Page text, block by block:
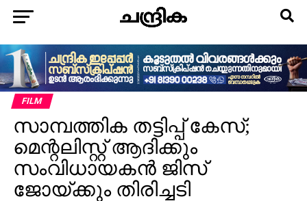
FILM
സാമ്പത്തിക തട്ടിപ്പ് കേസ്;
മെന്റലിസ്റ്റ് ആദിക്കും
സംവിധായകന്‍ ജിസ്
ജോയ്ക്കും തിരിച്ചടി